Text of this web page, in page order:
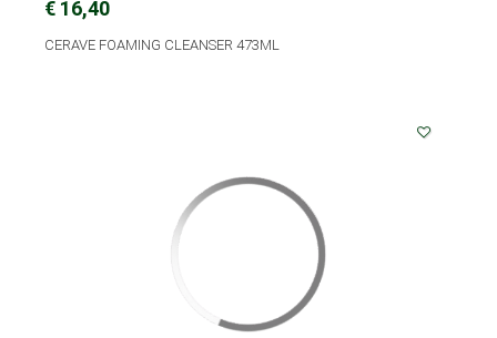
€ 16,40
CERAVE FOAMING CLEANSER 473ML